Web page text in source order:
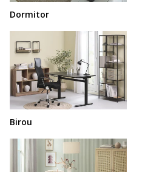
Dormitor
Birou